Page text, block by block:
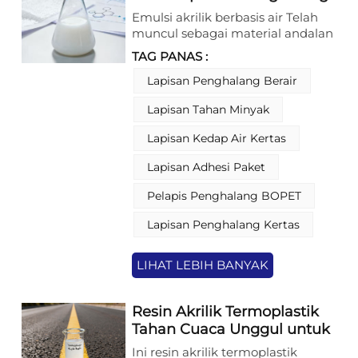
kinerja.
Kemasan
Emulsi akrilik berbasis air Telah
muncul sebagai material andalan
dalam industri kemasan,
menjawab kebutuhan mendesak
akan solusi penghalang yang
keberlanjutan, dan efisiensi biaya.
alternatif kemasan ramah
lingkungan, Emulsi Akrilik
Berbasis Air (WAE) menonjol
dengan menggantikan lapisan
dengan air sebagai media
peraturan lingkungan yang ketat
dan kerangka ekonomi sirkular.
rekat, fleksibilitas, dan kinerja
penghalang yang dirancang
khusus menjadikannya ideal
untuk meningkatkan substrat
TAG PANAS :
Lapisan Penghalang Berair
Lapisan Tahan Minyak
Lapisan Kedap Air Kertas
Lapisan Adhesi Paket
Pelapis Penghalang BOPET
Lapisan Penghalang Kertas
LIHAT LEBIH BANYAK
Resin Akrilik Termoplastik
Tahan Cuaca Unggul untuk
Cat Marka Jalan
Ini resin akrilik termoplastik